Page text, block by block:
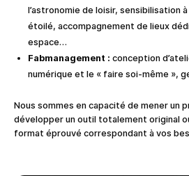
l’astronomie de loisir, sensibilisation
étoilé, accompagnement de lieux
espace…
Fabmanagement : conception
numérique et le « faire soi-même »,
Nous sommes en capacité de mener un
développer un outil totalement original
format éprouvé correspondant à vos